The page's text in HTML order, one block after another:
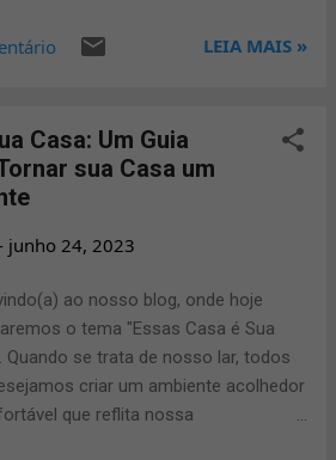
e hierarquias: O baralho suíço
Deep Purple. Neste artigo,
na cena musical. Quem foi Jon
em 1941, em Leicester, na
Jon Douglas Lord descobriu seu
piano aos cinco anos de idade e
um talento excepcional para o
ao longo dos anos. Lord
música na Central School of
suas habilidades e expandiu seus
musicais. Carreira Musical A
LEIA MAIS »
Casa: Um Guia
sua Casa um
junho 24, 2023
ao nosso blog, onde hoje
o tema "Essas Casa é Sua
Quando se trata de nosso lar, todos
criar um ambiente acolhedor
que reflita nossa